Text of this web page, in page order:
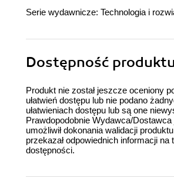
Serie wydawnicze: Technologia i
Dostępność
Produkt nie został jeszcze oceniony
ułatwień dostępu lub nie podano
ułatwieniach dostępu lub są one
Prawdopodobnie Wydawca/
umożliwił dokonania walidacji
przekazał odpowiednich informacji na
dostępności.